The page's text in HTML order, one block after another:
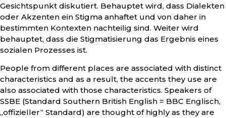
Gesichtspunkt diskutiert. Behauptet wird, dass Dialekten
oder Akzenten ein Stigma anhaftet und von daher in
bestimmten Kontexten nachteilig sind. Weiter wird
behauptet, dass die Stigmatisierung das Ergebnis eines
sozialen Prozesses ist.
People from different places are associated with distinct
characteristics and as a result, the accents they use are
also associated with those characteristics. Speakers of
SSBE (Standard Southern British English = BBC Englisch,
„offizieller“ Standard) are thought of highly as they are